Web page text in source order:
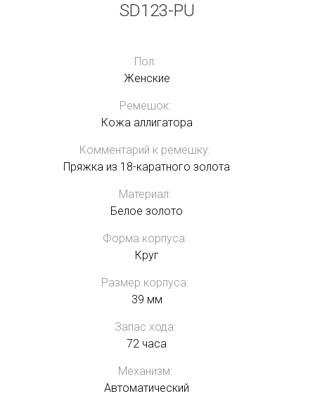
SD123-PU
Пол:
Женские
Ремешок:
Кожа аллигатора
Комментарий к ремешку:
Пряжка из 18-каратного золота
Материал:
Белое золото
Форма корпуса:
Круг
Размер корпуса:
39 мм
Запас хода:
72 часа
Механизм:
Автоматический